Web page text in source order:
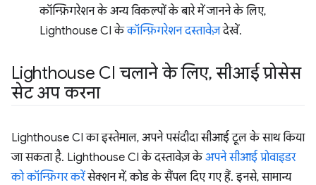
कॉन्फ़िगरेशन के अन्य विकल्पों के बारे में जानने के लिए,
Lighthouse CI केकॉन्फ़िगरेशन दस्तावेज़देखें.
Lighthouse CI चलाने के लिए, सीआई प्रोसेस
सेट अप करना
Lighthouse CI का इस्तेमाल, अपने पसंदीदा सीआई टूल के साथ किया
जा सकता है. Lighthouse CI के दस्तावेज़ केअपने सीआई प्रोवाइडर
को कॉन्फ़िगर करेंसेक्शन में, कोड के सैंपल दिए गए हैं. इनसे, सामान्य